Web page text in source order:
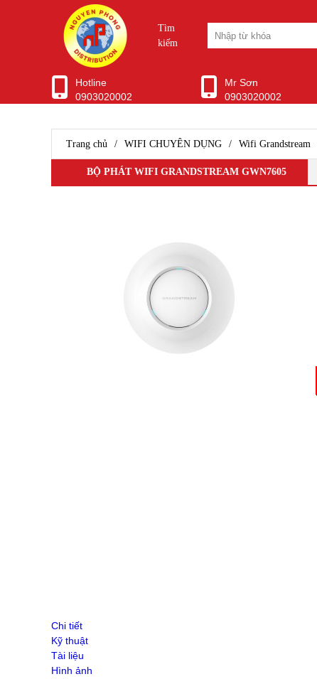
Tìm
kiếm
Hotline
0903020002
Mr Sơn
0903020002
WIfi SMB H3C
Switch Draytek
Switch Grandstream
Trang chủ / WIFI CHUYÊN DỤNG / Wifi Grandstream
BỘ PHÁT WIFI GRANDSTREAM GWN7605
Chi tiết
Kỹ thuật
Tài liệu
Hình ảnh